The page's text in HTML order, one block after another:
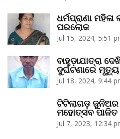
ଧର୍ମପ୍ରାଣା
ପରଲୋକ
Jul 15, 2024, 5:51
ବାହୁଡ଼ାଯାତ୍ରା
ଦୁର୍ଘଟଣାରେ ମୃତ୍ୟୁ
Jul 18, 2024, 9:44
ଟିଟିଲାଗଡ଼
ମହୋତ୍ସବ ପାଳିତ
Jul 7, 2023, 12:34